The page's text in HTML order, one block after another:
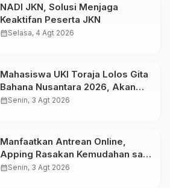
NADI JKN, Solusi Menjaga
Keaktifan Peserta JKN
calendar_monthSelasa, 4 Agt 2026
Mahasiswa UKI Toraja Lolos Gita
Bahana Nusantara 2026, Akan
Tampil di Istana Negara pada
calendar_monthSenin, 3 Agt 2026
Manfaatkan Antrean Online,
Apping Rasakan Kemudahan saat
Berobat di RS Elim Rantepao
calendar_monthSenin, 3 Agt 2026